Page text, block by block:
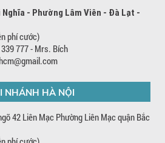
- Phường Lâm Viên - Đà Lạt -
phí cước)
777 - Mrs. Bích
NHÁNH HÀ NỘI
42 Liên Mạc Phường Liên Mạc quận Bắc